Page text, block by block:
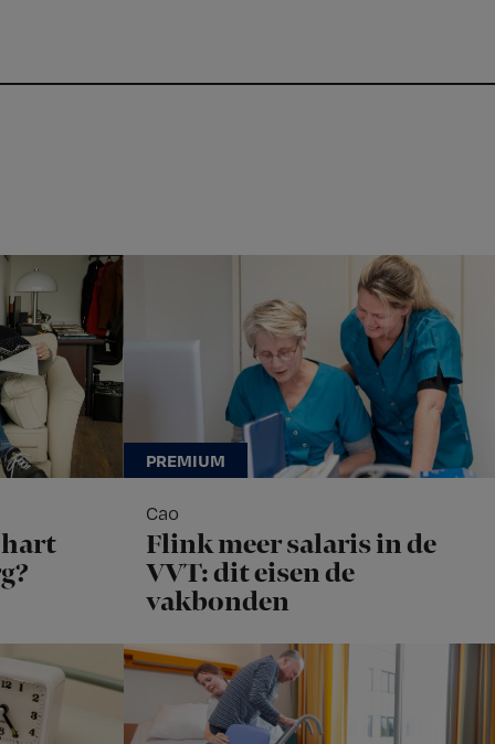
hart
Cao
Flink meer salaris in de
VVT: dit eisen de
vakbonden